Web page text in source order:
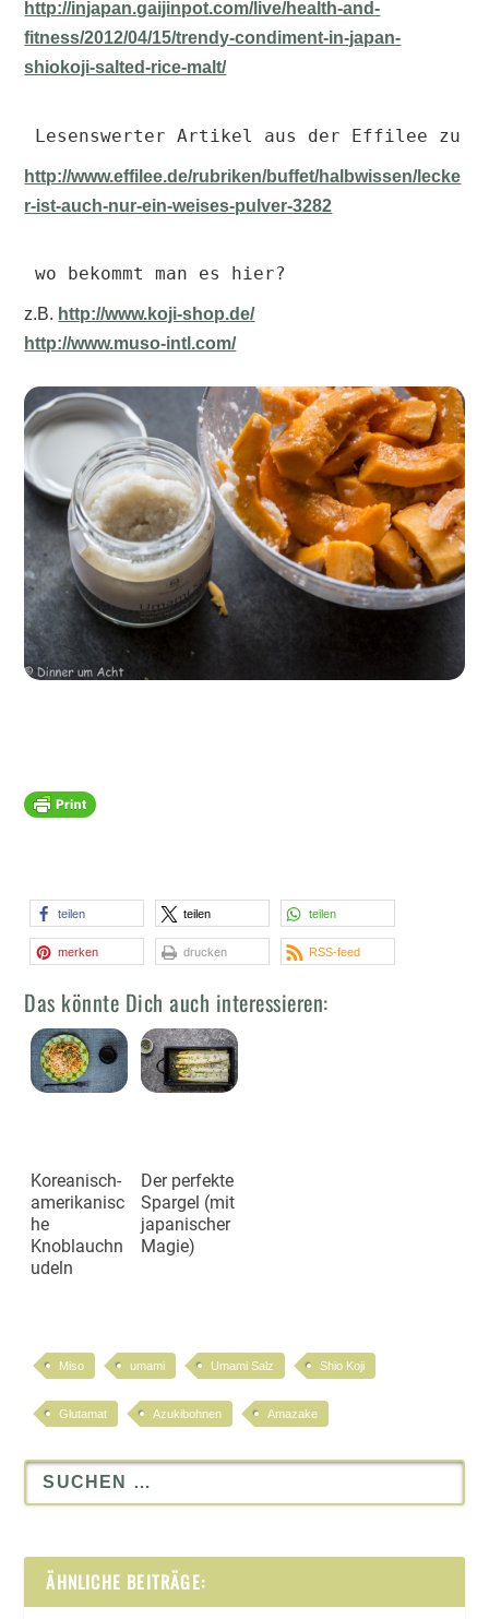
http://injapan.gaijinpot.com/live/health-and-
fitness/2012/04/15/trendy-condiment-in-japan-
shiokoji-salted-rice-malt/
Lesenswerter Artikel aus der Effilee zu
http://www.effilee.de/rubriken/buffet/halbwissen/lecke
r-ist-auch-nur-ein-weises-pulver-3282
wo bekommt man es hier?
z.B. http://www.koji-shop.de/
http://www.muso-intl.com/
teilen teilen teilen
merken drucken RSS-feed
Das könnte Dich auch interessieren:
Koreanisch-
amerikanisc
he
Knoblauchn
udeln
Der perfekte
Spargel (mit
japanischer
Magie)
Miso umami Umami Salz Shio Koji
Glutamat Azukibohnen Amazake
ÄHNLICHE BEITRÄGE: